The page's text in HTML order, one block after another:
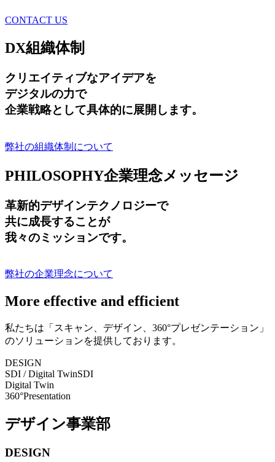
CONTACT US
DX組織体制
クリエイティブなアイデアを
デジタルの力で
企業戦略として具体的に展開します。
弊社の組織体制について
PHILOSOPHY企業理念メッセージ
革新的デザインテクノロジーで
共に成長することが
我々のミッションです。
弊社の企業理念について
More effective and efficient
私たちは「スキャン、デザイン、360°プレゼンテーション」
のソリューションを提供しております。
DESIGN
SDI / Digital TwinSDI
Digital Twin
360°Presentation
デザイン事業部
DESIGN